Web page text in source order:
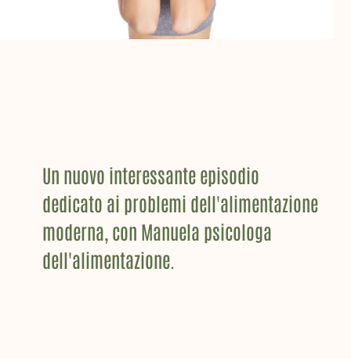
Un nuovo interessante episodio
dedicato ai problemi dell'alimentazione
moderna, con Manuela psicologa
dell'alimentazione.